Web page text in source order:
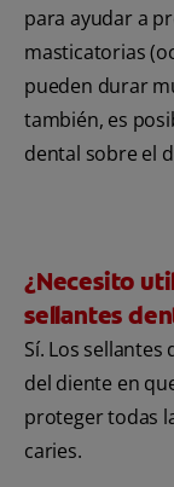
para ayudar a
masticatorias
pueden durar
también, es
dental sobre el
¿Necesito
sellantes
Sí. Los
del diente en
proteger todas
caries.